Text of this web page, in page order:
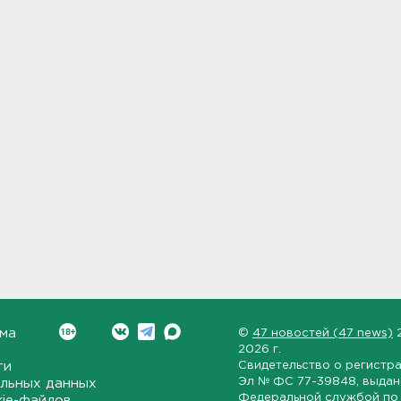
данных
© 47 новостей (47 news)
2026 г.
Свидетельство о
Эл № ФС 77-39848 ,
Федеральной службой по